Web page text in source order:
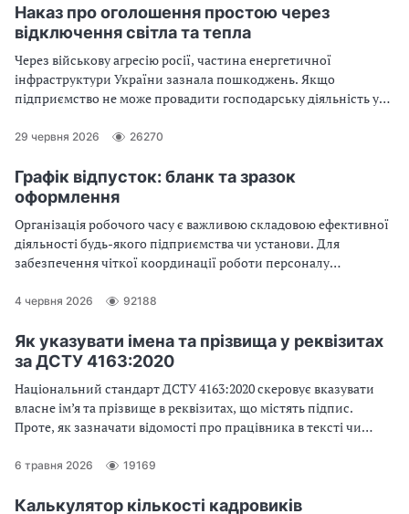
спорах. Яка практика розгляду судами трудових спорів —
читайте у статті
Наказ про оголошення простою через
відключення світла та тепла
Через військову агресію росії, частина енергетичної
інфраструктури України зазнала пошкоджень. Якщо
підприємство не може провадити господарську діяльність у
теплопостачання, оформіть наказ про простій.
29 червня 2026 26270
Графік відпусток: бланк та зразок
оформлення
Організація робочого часу є важливою складовою ефективної
діяльності будь-якого підприємства чи установи. Для
забезпечення чіткої координації роботи персоналу
розподілити робочі зміни, контролювати відпрацьований час
оформлений бланк графіка роботи працівників сприяє
підвищенню продуктивності праці, уникненню непорозумінь
виконання вимог трудового законодавства. У статті
розглянуто особливості складання бланка графіка роботи
працівників, його структуру та основні правила оформлення.
4 червня 2026 92188
Як указувати імена та прізвища у реквізитах
за ДСТУ 4163:2020
Національний стандарт ДСТУ 4163:2020 скеровує вказувати
власне ім’я та прізвище в реквізитах, що містять підпис.
Проте, як зазначати відомості про працівника в тексті чи
6 травня 2026 19169
Калькулятор кількості кадровиків